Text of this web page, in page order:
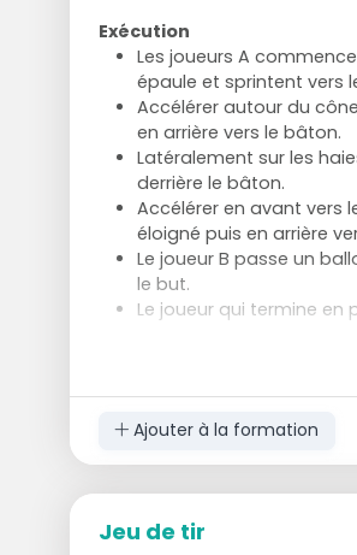
Exécution
Les joueurs A
épaule et sprintent vers
Accélérer autour du
en arrière vers le bâton.
Latéralement sur les
derrière le bâton.
Accélérer en avant vers
éloigné puis en arrière
Le joueur B passe un
le but.
Le joueur qui termine en
peut recevoir une tâche
Pour les plus jeunes, les
Le joueur B peut lancer le
Ajouter à la formation
Jeu de tir